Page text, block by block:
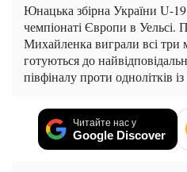
Юнацька збірна України U-
чемпіонаті Європи в Уельсі.
Михайленка виграли всі три
готуються до
півфіналу проти однолітків
Читайте нас у
Google Discover